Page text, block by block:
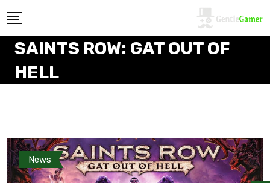
SAINTS ROW: GAT OUT OF
HELL
News